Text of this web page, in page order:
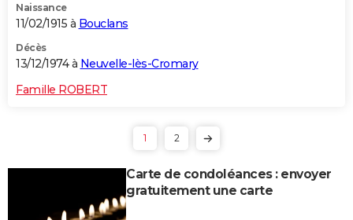
Naissance
11/02/1915 à Bouclans
Décès
13/12/1974 à Neuvelle-lès-Cromary
Famille ROBERT
1 2
Carte de condoléances : envoyer
gratuitement une carte